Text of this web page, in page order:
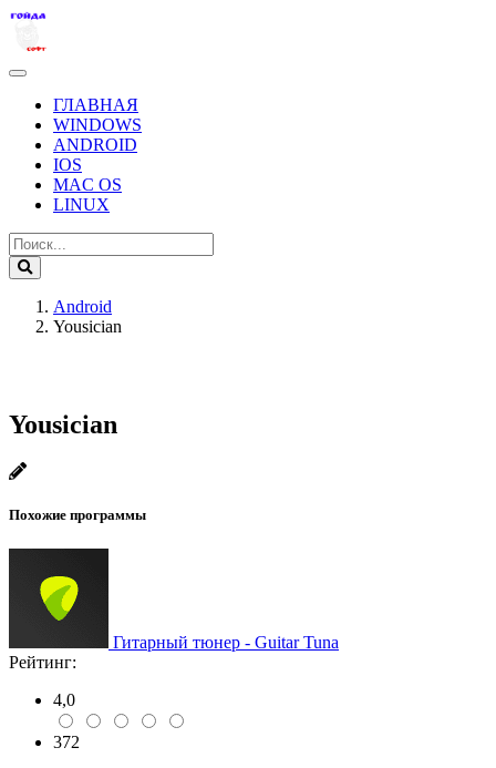
ГЛАВНАЯ
WINDOWS
ANDROID
IOS
MAC OS
LINUX
Android
Yousician
Yousician
Похожие программы
Гитарный тюнер - Guitar Tuna
Рейтинг:
4,0
372